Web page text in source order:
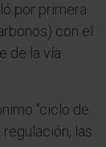
por primera
con el
de la vía
"ciclo de
las